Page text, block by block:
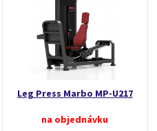
Leg Press Marbo MP-U217
na objednávku